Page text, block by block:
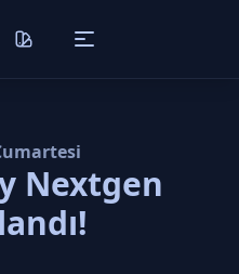
Nextgen